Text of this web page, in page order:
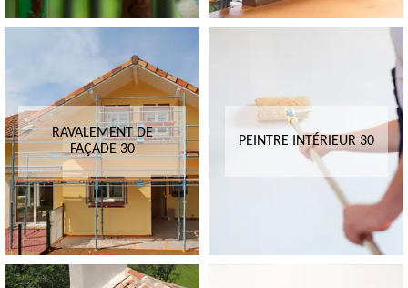
RAVALEMENT DE
FAÇADE 30
PEINTRE INTÉRIEUR 30